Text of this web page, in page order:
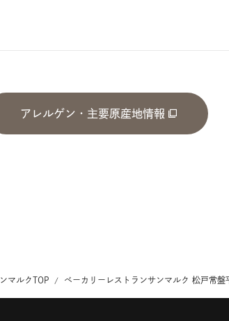
アレルゲン・主要原産地情報
マルクTOP ベーカリーレストランサンマルク 松戸常盤